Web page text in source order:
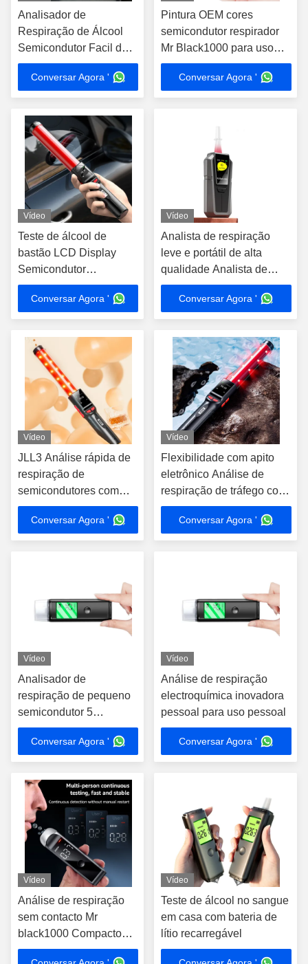
Analisador de
Respiração de Álcool
Semicondutor Facil de
Usar Faixa de Detecção
0-400 mg/100 ml
Conversar Agora '
Pintura OEM cores
semicondutor respirador
Mr Black1000 para uso
doméstico
Conversar Agora '
Vídeo
Teste de álcool de
bastão LCD Display
Semicondutor
Breathalyzer 240g
Distância de teste 3-5cm
Incluindo bateria
Conversar Agora '
Vídeo
Analista de respiração
leve e portátil de alta
qualidade Analista de
respiração Mr Black 2000
Conversar Agora '
Vídeo
JLL3 Análise rápida de
respiração de
semicondutores com
bateria recarregável de
lítioConversar Agora '
Vídeo
Flexibilidade com apito
eletrônico Análise de
respiração de tráfego com
ecrã LCD
Conversar Agora '
Vídeo
Analisador de
respiração de pequeno
semicondutor 5
segundos Tempo de
resposta
Conversar Agora '
Vídeo
Análise de respiração
electroquímica inovadora
pessoal para uso pessoal
Conversar Agora '
Vídeo
Análise de respiração
sem contacto Mr
black1000 Compacto
Análise de respiração
Vídeo
Teste de álcool no sangue
em casa com bateria de
lítio recarregável